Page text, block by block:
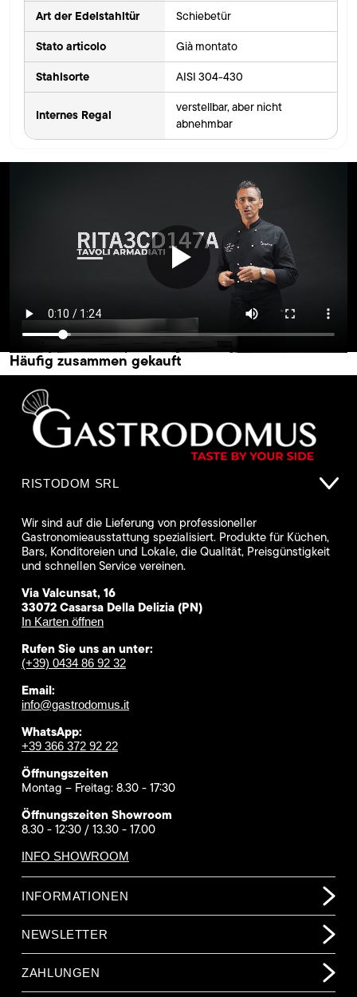
Art der Edelstahltür Schiebetür
Stato articolo Già montato
Stahlsorte AISI 304-430
Internes Regal
verstellbar, aber nicht
abnehmbar
Häufig zusammen gekauft
RISTODOM SRL
Wir sind auf die Lieferung von professioneller
Gastronomieausstattung spezialisiert. Produkte für Küchen,
Bars, Konditoreien und Lokale, die Qualität, Preisgünstigkeit
und schnellen Service vereinen.
Via Valcunsat, 16
33072 Casarsa Della Delizia (PN)
In Karten öffnen
Rufen Sie uns an unter:
(+39) 0434 86 92 32
Email:
info@gastrodomus.it
WhatsApp:
+39 366 372 92 22
Öffnungszeiten
Montag – Freitag: 8.30 - 17:30
Öffnungszeiten Showroom
8.30 - 12:30 / 13.30 - 17.00
INFO SHOWROOM
INFORMATIONEN
NEWSLETTER
ZAHLUNGEN